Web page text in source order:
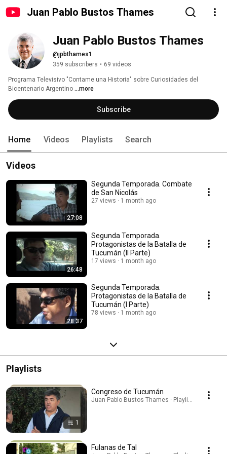
Juan Pablo Bustos Thames
Juan Pablo Bustos Thames
@jpbthames1
359 subscribers • 69 videos
Programa Televisivo "Contame una Historia" sobre Curiosidades del
Bicentenario Argentino ...more
Subscribe
Home Videos Playlists Search
Videos
27:08
Segunda Temporada. Combate
de San Nicolás
27 views 1 month ago
26:48
Segunda Temporada.
Protagonistas de la Batalla de
Tucumán (II Parte)
17 views 1 month ago
28:37
Segunda Temporada.
Protagonistas de la Batalla de
Tucumán (I Parte)
78 views 1 month ago
Playlists
1
Congreso de Tucumán
Juan Pablo Bustos Thames · Playlist
Fulanas de Tal